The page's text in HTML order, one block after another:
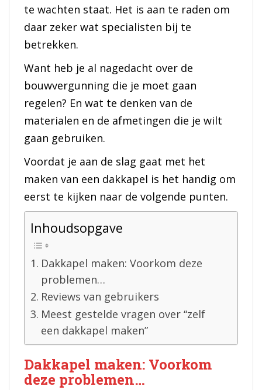
te wachten staat. Het is aan te raden om
daar zeker wat specialisten bij te
betrekken.
Want heb je al nagedacht over de
bouwvergunning die je moet gaan
regelen? En wat te denken van de
materialen en de afmetingen die je wilt
gaan gebruiken.
Voordat je aan de slag gaat met het
maken van een dakkapel is het handig om
eerst te kijken naar de volgende punten.
Inhoudsopgave
Dakkapel maken: Voorkom deze
problemen…
Reviews van gebruikers
Meest gestelde vragen over “zelf
een dakkapel maken”
Dakkapel maken: Voorkom
deze problemen…